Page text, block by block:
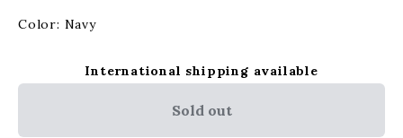
Color: Navy
International shipping available
Sold out